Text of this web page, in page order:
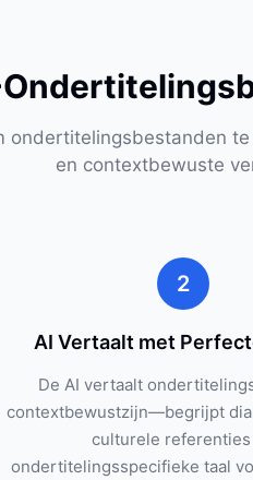
ondertitelingsbestanden
en contextbewuste
2
AI Vertaalt met
De AI vertaalt
contextbewustzijn—begrijpt
culturele referenties
ondertitelingsspecifieke taal